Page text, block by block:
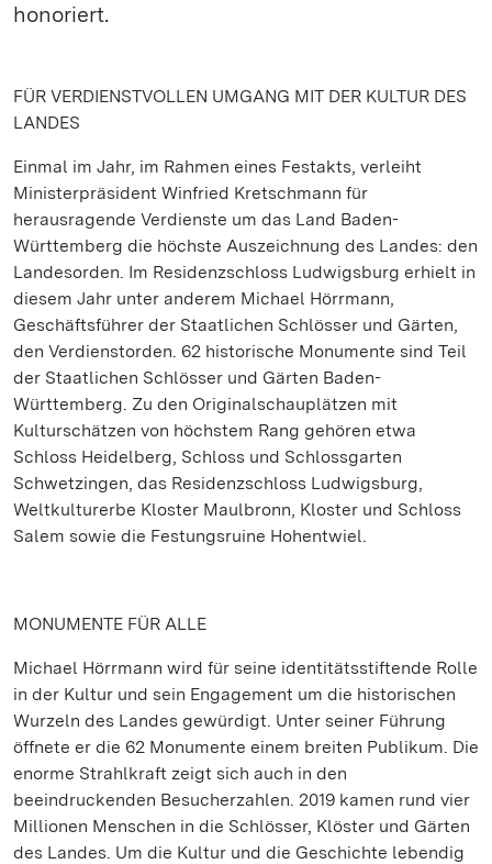
honoriert.
FÜR VERDIENSTVOLLEN UMGANG MIT DER KULTUR DES
LANDES
Einmal im Jahr, im Rahmen eines Festakts, verleiht
Ministerpräsident Winfried Kretschmann für
herausragende Verdienste um das Land Baden-
Württemberg die höchste Auszeichnung des Landes: den
Landesorden. Im Residenzschloss Ludwigsburg erhielt in
diesem Jahr unter anderem Michael Hörrmann,
Geschäftsführer der Staatlichen Schlösser und Gärten,
den Verdienstorden. 62 historische Monumente sind Teil
der Staatlichen Schlösser und Gärten Baden-
Württemberg. Zu den Originalschauplätzen mit
Kulturschätzen von höchstem Rang gehören etwa
Schloss Heidelberg, Schloss und Schlossgarten
Schwetzingen, das Residenzschloss Ludwigsburg,
Weltkulturerbe Kloster Maulbronn, Kloster und Schloss
Salem sowie die Festungsruine Hohentwiel.
MONUMENTE FÜR ALLE
Michael Hörrmann wird für seine identitätsstiftende Rolle
in der Kultur und sein Engagement um die historischen
Wurzeln des Landes gewürdigt. Unter seiner Führung
öffnete er die 62 Monumente einem breiten Publikum. Die
enorme Strahlkraft zeigt sich auch in den
beeindruckenden Besucherzahlen. 2019 kamen rund vier
Millionen Menschen in die Schlösser, Klöster und Gärten
des Landes. Um die Kultur und die Geschichte lebendig